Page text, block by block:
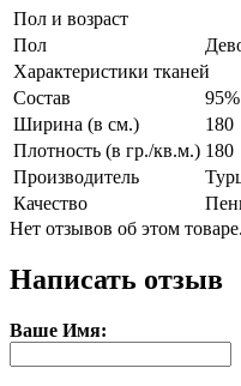
Пол и возраст
Пол
Характеристики тканей
Состав
Ширина (в см.)
180
Плотность (в гр./кв.м.) 180
Производитель
Качество
Нет отзывов об этом товаре.
Написать отзыв
Ваше Имя: